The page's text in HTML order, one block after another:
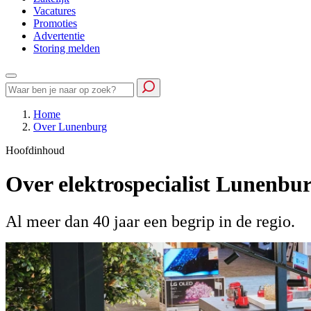
Vacatures
Promoties
Advertentie
Storing melden
Home
Over Lunenburg
Hoofdinhoud
Over elektrospecialist
Al meer dan 40 jaar een begrip in de regio.